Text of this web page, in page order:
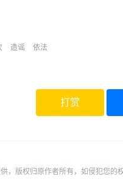
造谣 依法
打赏
，版权归原作者所有，如侵犯您的